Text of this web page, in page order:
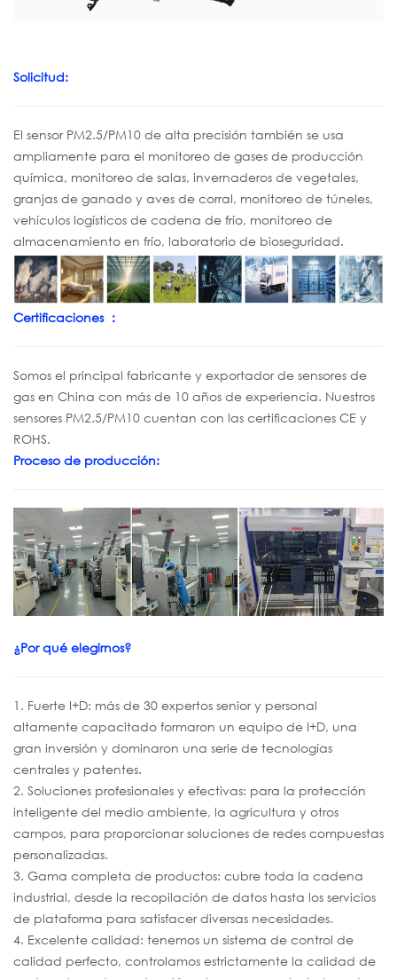
Solicitud:
El sensor PM2.5/PM10 de alta precisión también se usa
ampliamente para el monitoreo de gases de producción
química, monitoreo de salas, invernaderos de vegetales,
granjas de ganado y aves de corral, monitoreo de túneles,
vehículos logísticos de cadena de frío, monitoreo de
almacenamiento en frío, laboratorio de bioseguridad.
Certificaciones ：
Somos el principal fabricante y exportador de sensores de
gas en China con más de 10 años de experiencia. Nuestros
sensores PM2.5/PM10 cuentan con las certificaciones CE y
ROHS.
Proceso de producción:
¿Por qué elegirnos?
1. Fuerte I+D: más de 30 expertos senior y personal
altamente capacitado formaron un equipo de I+D, una
gran inversión y dominaron una serie de tecnologías
centrales y patentes.
2. Soluciones profesionales y efectivas: para la protección
inteligente del medio ambiente, la agricultura y otros
campos, para proporcionar soluciones de redes compuestas
personalizadas.
3. Gama completa de productos: cubre toda la cadena
industrial, desde la recopilación de datos hasta los servicios
de plataforma para satisfacer diversas necesidades.
4. Excelente calidad: tenemos un sistema de control de
calidad perfecto, controlamos estrictamente la calidad de